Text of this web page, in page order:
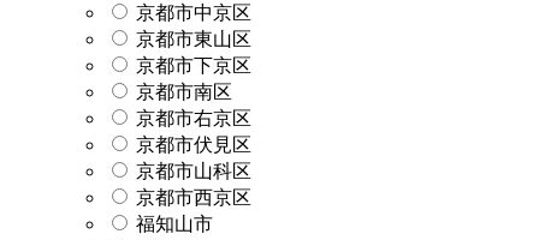
京都市中京区
京都市東山区
京都市下京区
京都市南区
京都市右京区
京都市伏見区
京都市山科区
京都市西京区
福知山市